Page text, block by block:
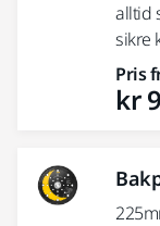
alltid
sikre
Pris
kr